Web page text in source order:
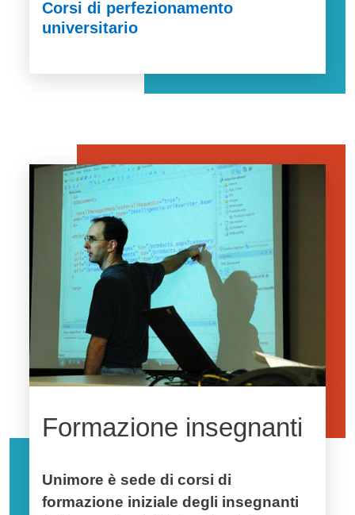
Corsi di perfezionamento
universitario
Image
Formazione insegnanti
Unimore è sede di corsi di
formazione iniziale degli insegnanti